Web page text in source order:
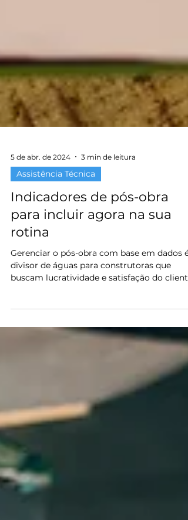
5 de abr. de 2024 3 min de leitura
Assistência Técnica
Indicadores de pós-obra
para incluir agora na sua
rotina
Gerenciar o pós-obra com base em dados é
fundamentais: Despesas por
Empreendimento, Aging (idade dos
Aprenda como essas métricas ajudam a
identificar materiais de baixa qualidade,
otimizar equipes e aplicar o ciclo PDCA para
garantir a melhoria contínua em projetos
futuros.